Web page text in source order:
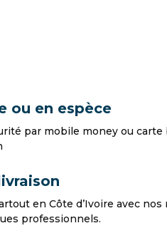
ou en espèce
par mobile money ou carte
en Côte d’Ivoire avec nos
professionnels.